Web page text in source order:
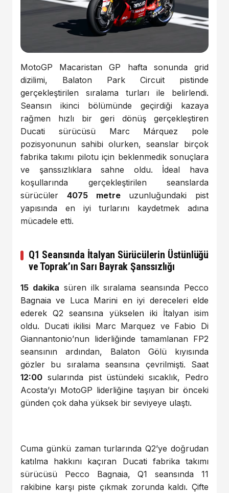
MotoGP Macaristan GP hafta sonunda grid
dizilimi, Balaton Park Circuit pistinde
gerçekleştirilen sıralama turları ile belirlendi.
Seansın ikinci bölümünde geçirdiği kazaya
rağmen hızlı bir geri dönüş gerçekleştiren
Ducati sürücüsü Marc Márquez pole
pozisyonunun sahibi olurken, seanslar birçok
fabrika takımı pilotu için beklenmedik sonuçlara
ve şanssızlıklara sahne oldu. İdeal hava
koşullarında gerçekleştirilen seanslarda
sürücüler 4075 metreuzunluğundaki pist
yapısında en iyi turlarını kaydetmek adına
mücadele etti.
Q1 Seansında İtalyan Sürücülerin Üstünlüğü
ve Toprak’ın Sarı Bayrak Şanssızlığı
15 dakika süren ilk sıralama seansında Pecco
Bagnaia ve Luca Marini en iyi dereceleri elde
ederek Q2 seansına yükselen iki İtalyan isim
oldu. Ducati ikilisi Marc Marquez ve Fabio Di
Giannantonio’nun liderliğinde tamamlanan FP2
seansının ardından, Balaton Gölü kıyısında
gözler bu sıralama seansına çevrilmişti. Saat
12:00 sularında pist üstündeki sıcaklık, Pedro
Acosta’yı MotoGP liderliğine taşıyan bir önceki
günden çok daha yüksek bir seviyeye ulaştı.
Cuma günkü zaman turlarında Q2’ye doğrudan
katılma hakkını kaçıran Ducati fabrika takımı
sürücüsü Pecco Bagnaia, Q1 seansında 11
rakibine karşı piste çıkmak zorunda kaldı. Çifte